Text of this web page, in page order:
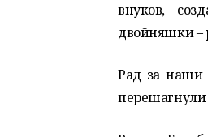
внуков,
двойняшки –
Рад за наши
перешагнули